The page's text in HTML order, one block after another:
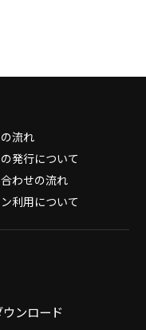
流れ
発行について
わせの流れ
利用について
ンロード